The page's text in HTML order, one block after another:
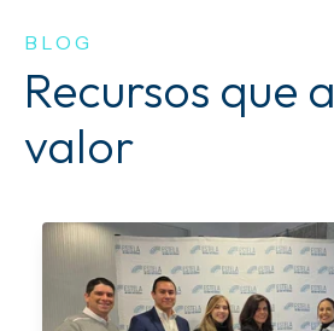
BLOG
Recursos que
valor